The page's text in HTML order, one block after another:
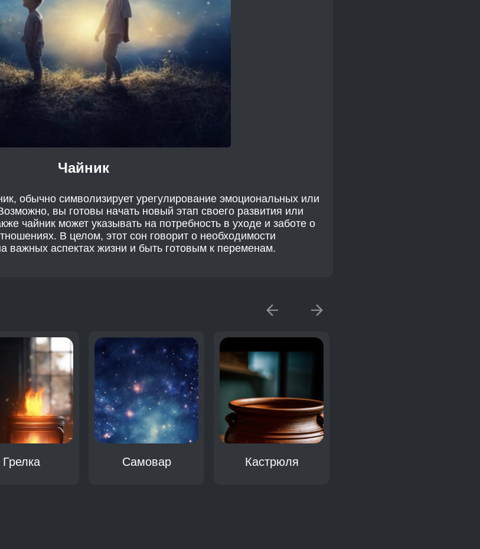
Чайник
обычно символизирует урегулирование эмоциональных или
вы готовы начать новый этап своего развития или
чайник может указывать на потребность в уходе и заботе о
В целом, этот сон говорит о необходимости
важных аспектах жизни и быть готовым к переменам.
Грелка Самовар Кастрюля